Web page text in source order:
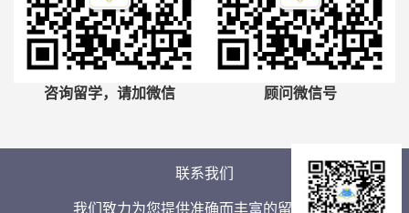
咨询留学，请加微信 顾问微信号
联系我们
我们致力为您提供准确而丰富的留学信息